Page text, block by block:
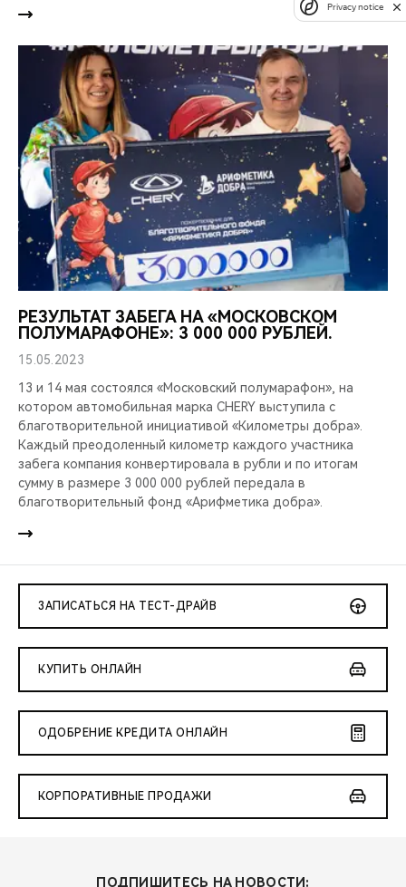
РЕЗУЛЬТАТ ЗАБЕГА НА «МОСКОВСКОМ
ПОЛУМАРАФОНЕ»: 3 000 000 РУБЛЕЙ.
15.05.2023
13 и 14 мая состоялся «Московский полумарафон», на
котором автомобильная марка CHERY выступила с
благотворительной инициативой «Километры добра».
Каждый преодоленный километр каждого участника
забега компания конвертировала в рубли и по итогам
сумму в размере 3 000 000 рублей передала в
благотворительный фонд «Арифметика добра».
ЗАПИСАТЬСЯ НА ТЕСТ-ДРАЙВ
КУПИТЬ ОНЛАЙН
ОДОБРЕНИЕ КРЕДИТА ОНЛАЙН
КОРПОРАТИВНЫЕ ПРОДАЖИ
ПОДПИШИТЕСЬ НА НОВОСТИ:
Privacy notice